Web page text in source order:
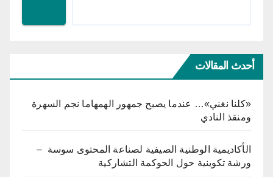
أحدث المقالات
«كلنا نغني»… عندما يصبح جمهور الهمهاما نجم السهرة
ومنقذ النادي
الأكاديمية الوطنية الصيفية لصناعة المحتوى سوسة –
ورشة تكوينية حول الحوكمة التشاركية